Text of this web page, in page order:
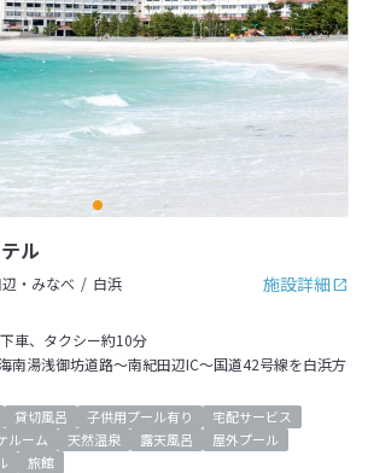
ル
施設詳細
・みなべ
白浜
車、タクシー約10分
湯浅御坊道路～南紀田辺IC～国道42号線を白浜方
貸切風呂 子供用プール有り
宅配サービス
ルーム 天然温泉 露天風呂
屋外プール
旅館